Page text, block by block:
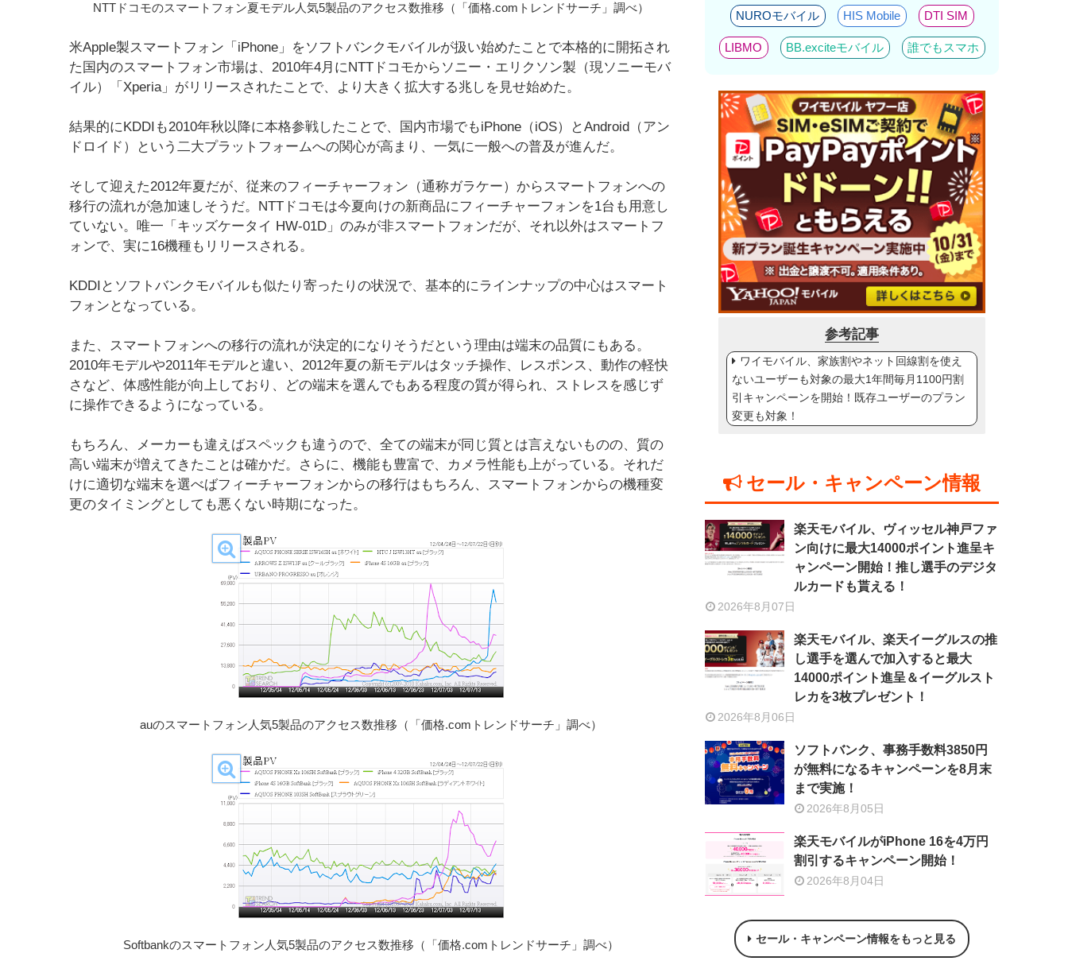
NTTドコモのスマートフォン夏モデル人気5製品のアクセス数推移（「価格.comトレンドサーチ」調べ）
米Apple製スマートフォン「iPhone」をソフトバンクモバイルが扱い始めたことで本格的に開拓され
た国内のスマートフォン市場は、2010年4月にNTTドコモからソニー・エリクソン製（現ソニーモバ
イル）「Xperia」がリリースされたことで、より大きく拡大する兆しを見せ始めた。
結果的にKDDIも2010年秋以降に本格参戦したことで、国内市場でもiPhone（iOS）とAndroid（アン
ドロイド）という二大プラットフォームへの関心が高まり、一気に一般への普及が進んだ。
そして迎えた2012年夏だが、従来のフィーチャーフォン（通称ガラケー）からスマートフォンへの
移行の流れが急加速しそうだ。NTTドコモは今夏向けの新商品にフィーチャーフォンを1台も用意し
ていない。唯一「キッズケータイ HW-01D」のみが非スマートフォンだが、それ以外はスマートフ
ォンで、実に16機種もリリースされる。
KDDIとソフトバンクモバイルも似たり寄ったりの状況で、基本的にラインナップの中心はスマート
フォンとなっている。
また、スマートフォンへの移行の流れが決定的になりそうだという理由は端末の品質にもある。
2010年モデルや2011年モデルと違い、2012年夏の新モデルはタッチ操作、レスポンス、動作の軽快
さなど、体感性能が向上しており、どの端末を選んでもある程度の質が得られ、ストレスを感じず
に操作できるようになっている。
もちろん、メーカーも違えばスペックも違うので、全ての端末が同じ質とは言えないものの、質の
高い端末が増えてきたことは確かだ。さらに、機能も豊富で、カメラ性能も上がっている。それだ
けに適切な端末を選べばフィーチャーフォンからの移行はもちろん、スマートフォンからの機種変
更のタイミングとしても悪くない時期になった。
auのスマートフォン人気5製品のアクセス数推移（「価格.comトレンドサーチ」調べ）
Softbankのスマートフォン人気5製品のアクセス数推移（「価格.comトレンドサーチ」調べ）
NUROモバイル HIS Mobile DTI SIM
LIBMO BB.exciteモバイル 誰でもスマホ
参考記事
ワイモバイル、家族割やネット回線割を使え
ないユーザーも対象の最大1年間毎月1100円割
引キャンペーンを開始！既存ユーザーのプラン
変更も対象！
セール・キャンペーン情報
楽天モバイル、ヴィッセル神戸ファ
ン向けに最大14000ポイント進呈キ
ャンペーン開始！推し選手のデジタ
ルカードも貰える！
2026年8月07日
楽天モバイル、楽天イーグルスの推
し選手を選んで加入すると最大
14000ポイント進呈＆イーグルスト
レカを3枚プレゼント！
2026年8月06日
ソフトバンク、事務手数料3850円
が無料になるキャンペーンを8月末
まで実施！
2026年8月05日
楽天モバイルがiPhone 16を4万円
割引するキャンペーン開始！
2026年8月04日
セール・キャンペーン情報をもっと見る